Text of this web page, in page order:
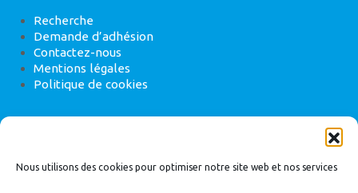
Nous utilisons des cookies pour optimiser notre site web et nos services
Recherche
Demande d’adhésion
Contactez-nous
Mentions légales
Politique de cookies